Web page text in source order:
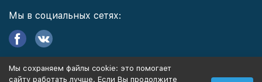
Мы в социальных сетях:
Информация
Мы сохраняем файлы cookie: это помогает
сайту работать лучше. Если Вы продолжите